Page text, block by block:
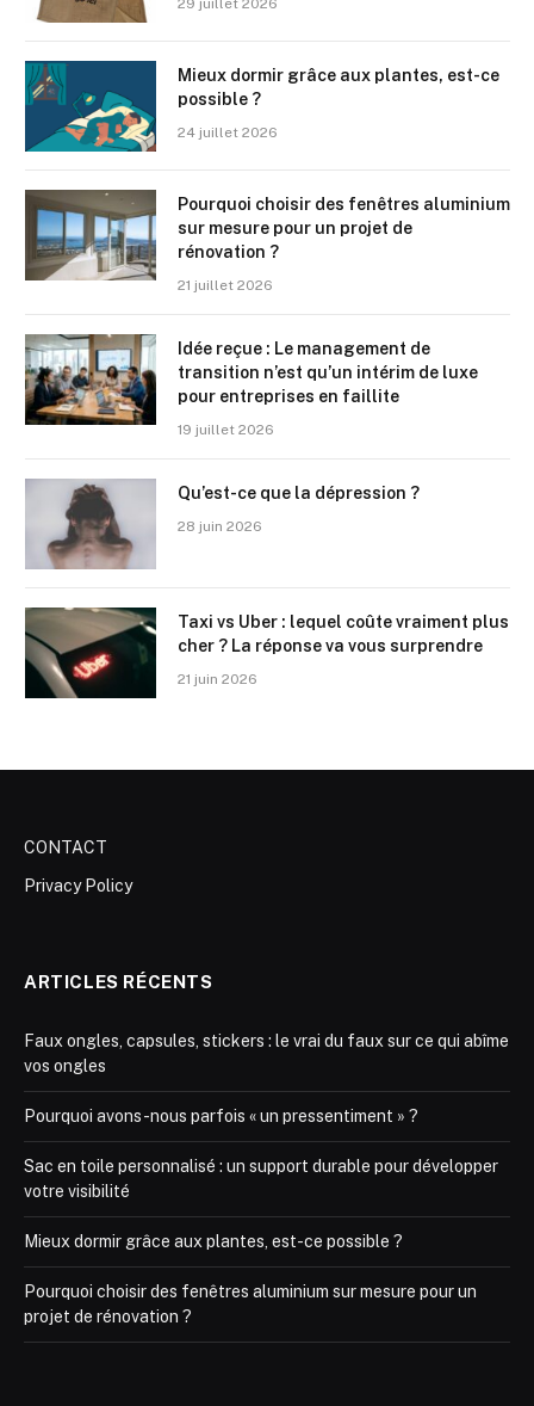
29 juillet 2026
Mieux dormir grâce aux plantes, est-ce
possible ?
24 juillet 2026
Pourquoi choisir des fenêtres aluminium
sur mesure pour un projet de
rénovation ?
21 juillet 2026
Idée reçue : Le management de
transition n’est qu’un intérim de luxe
pour entreprises en faillite
19 juillet 2026
Qu’est-ce que la dépression ?
28 juin 2026
Taxi vs Uber : lequel coûte vraiment plus
cher ? La réponse va vous surprendre
21 juin 2026
CONTACT
Privacy Policy
ARTICLES RÉCENTS
Faux ongles, capsules, stickers : le vrai du faux sur ce qui abîme
vos ongles
Pourquoi avons-nous parfois « un pressentiment » ?
Sac en toile personnalisé : un support durable pour développer
votre visibilité
Mieux dormir grâce aux plantes, est-ce possible ?
Pourquoi choisir des fenêtres aluminium sur mesure pour un
projet de rénovation ?